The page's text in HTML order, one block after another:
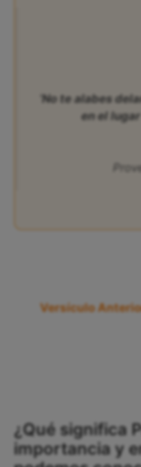
‘No te alabes
en el lugar
Versículo
¿Qué significa
importancia y